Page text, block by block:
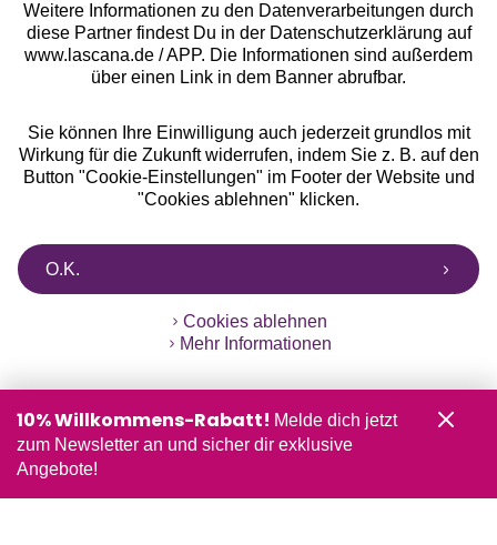
Weitere Informationen zu den Datenverarbeitungen durch
diese Partner findest Du in der Datenschutzerklärung auf
www.lascana.de / APP. Die Informationen sind außerdem
über einen Link in dem Banner abrufbar.
Sie können Ihre Einwilligung auch jederzeit grundlos mit
Wirkung für die Zukunft widerrufen, indem Sie z. B. auf den
Button "Cookie-Einstellungen" im Footer der Website und
"Cookies ablehnen" klicken.
O.K.
Cookies ablehnen
Mehr Informationen
10% Willkommens-Rabatt! Melde dich jetzt
zum Newsletter an und sicher dir exklusive
Angebote!